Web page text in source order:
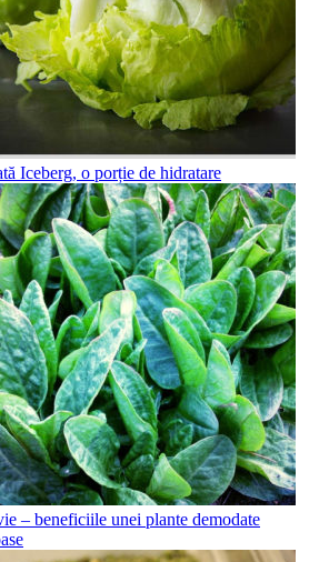
Iceberg, o porție de hidratare
– beneficiile unei plante demodate